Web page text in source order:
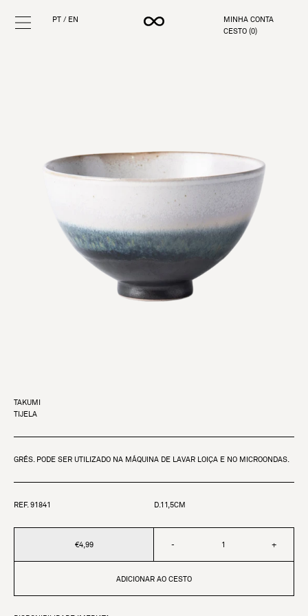
PT / EN
MINHA CONTA
CESTO (0)
TAKUMI
TIJELA
GRÉS. PODE SER UTILIZADO NA MÁQUINA DE LAVAR LOIÇA E NO MICROONDAS.
REF. 91841 D.11,5CM
€4,99 - +
ADICIONAR AO CESTO